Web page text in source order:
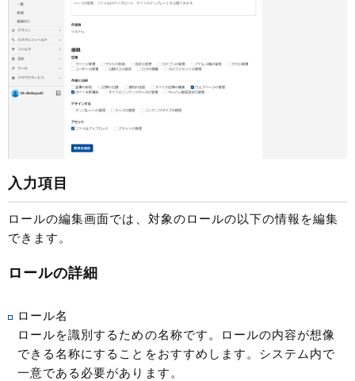
入力項目
ロールの編集画面では、対象のロールの以下の情報を編集
できます。
ロールの詳細
ロール名
ロールを識別するための名称です。ロールの内容が想像
できる名称にすることをおすすめします。システム内で
一意である必要があります。